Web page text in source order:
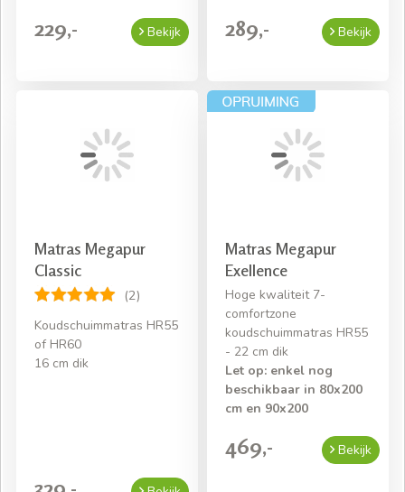
229,- Bekijk 289,- Bekijk
Matras Megapur
Classic
(2)
Koudschuimmatras HR55
of HR60
16 cm dik
Matras Megapur
Exellence
Hoge kwaliteit 7-
comfortzone
koudschuimmatras HR55
- 22 cm dik
Let op: enkel nog
beschikbaar in 80x200
cm en 90x200
469,- Bekijk